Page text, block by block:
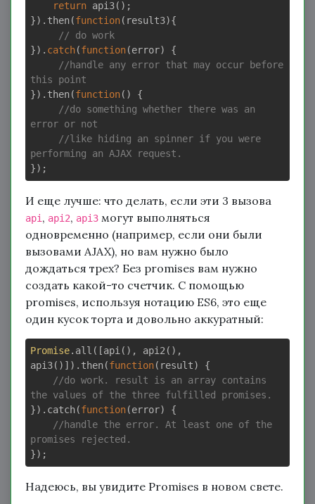
return api3();
}).then(function(result3){
// do work
}). catch(function(error)
{
//handle any error that may occur before
this point
}).then(function()
{
//do something whether there was an
error or not
//like hiding an spinner if you were
performing an AJAX request.
И еще лучше: что делать, если эти 3 вызова
api , api2, api3 могут выполняться
одновременно (например, если они были
вызовами AJAX), но вам нужно было
дождаться трех? Без promises вам нужно
создать какой-то счетчик. С помощью
promises, используя нотацию ES6, это еще
один кусок торта и довольно аккуратный:
Promise.all([api(), api2(),
api3()]).then(function( result) {
//do work. result is an array contains
the values of the three fulfilled promises.
}).catch(function(error) {
//handle the error. At least one of the
promises rejected.
Надеюсь, вы увидите Promises в новом свете.